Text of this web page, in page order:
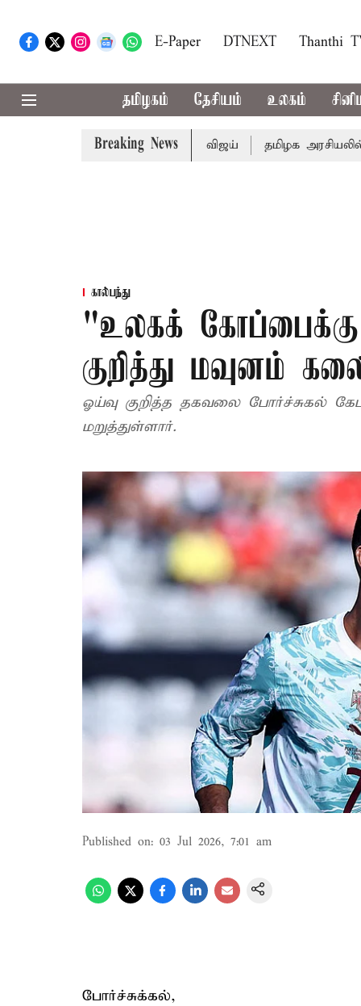
E-Paper DTNEXT Thanthi
தமிழகம் தேசியம் உலகம்
Breaking News
முதல்-அமைச்சர் விஜய் தமிழக அரசியலில்
கால்பந்து
"உலகக் கோப்பைக்கு
குறித்து மவுனம்
ஓய்வு குறித்த தகவலை போர்ச்சுகல்
மறுத்துள்ளார்.
Published on: 03 Jul 2026, 7:01 am
போர்ச்சுக்கல்,